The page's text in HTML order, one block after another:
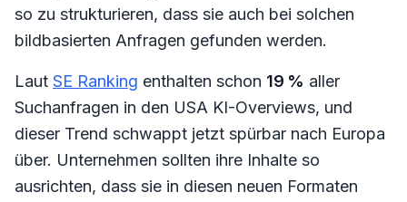
so zu strukturieren, dass sie auch bei solchen
bildbasierten Anfragen gefunden werden.
Laut SE Ranking enthalten schon 19 % aller
Suchanfragen in den USA KI-Overviews, und
dieser Trend schwappt jetzt spürbar nach Europa
über. Unternehmen sollten ihre Inhalte so
ausrichten, dass sie in diesen neuen Formaten